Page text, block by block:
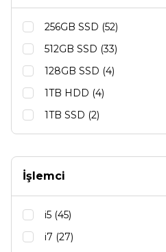
256GB SSD (52)
512GB SSD (33)
128GB SSD (4)
1TB HDD (4)
1TB SSD (2)
İşlemci
i5 (45)
i7 (27)